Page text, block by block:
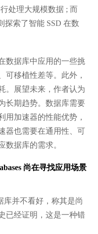
处理大规模数据 ; 而
探索了智能 SSD 在数
数据库中应用的一些挑
可移植性差等。此外，
。展望未来，作者认为
长期趋势。数据库需要
用加速器的性能优势，
器也需要在通用性、可
数据库的需求。
尚在寻找应用场景
库并不看好，称其是尚
已经证明，这是一种错